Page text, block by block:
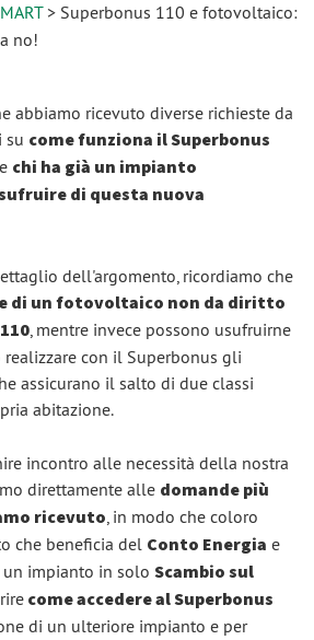
> Superbonus 110 e fotovoltaico:
no!
abbiamo ricevuto diverse richieste da
su come funziona il Superbonus
chi ha già un impianto
di questa nuova
dell'argomento, ricordiamo che
di un fotovoltaico non da diritto
, mentre invece possono usufruirne
con il Superbonus gli
assicurano il salto di due classi
abitazione.
incontro alle necessità della nostra
direttamente alle domande più
ricevuto, in modo che coloro
che beneficia del Conto Energia e
impianto in solo Scambio sul
come accedere al Superbonus
di un ulteriore impianto e per